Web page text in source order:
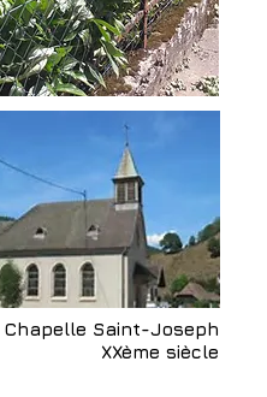
Chapelle Saint-Joseph
XXème siècle